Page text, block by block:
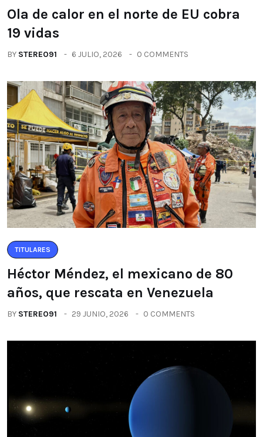
Ola de calor en el norte de EU cobra
19 vidas
BY STEREO91 6 JULIO, 2026 0 COMMENTS
TITULARES
Héctor Méndez, el mexicano de 80
años, que rescata en Venezuela
BY STEREO91 29 JUNIO, 2026 0 COMMENTS